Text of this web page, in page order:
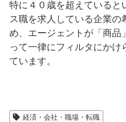
特に４０歳を超えていると
ス職を求人している企業の
め、エージェントが「商品
って一律にフィルタにかけ
ています。
経済・会社・職場・転職